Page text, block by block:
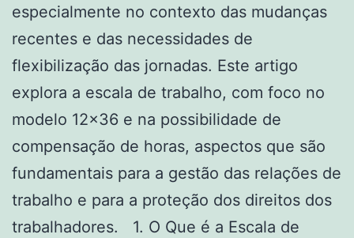
especialmente no contexto das mudanças
recentes e das necessidades de
flexibilização das jornadas. Este artigo
explora a escala de trabalho, com foco no
modelo 12×36 e na possibilidade de
compensação de horas, aspectos que são
fundamentais para a gestão das relações de
trabalho e para a proteção dos direitos dos
trabalhadores. 1. O Que é a Escala de